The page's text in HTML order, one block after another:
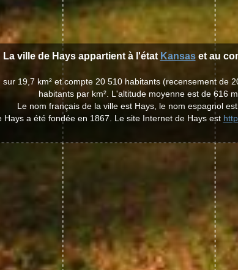
La ville de Hays appartient à l'état Kansaset au
19,7 km² et compte 20 510 habitants (recensement de
habitants par km². L'altitude moyenne est de 616 m.
Le nom français de la ville est Hays, le nom espagnol est
Hays a été fondée en 1867. Le site Internet de Hays est